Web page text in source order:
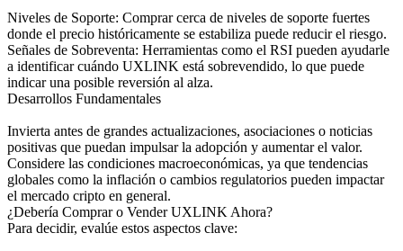
Niveles de Soporte: Comprar cerca de niveles de soporte fuertes
donde el precio históricamente se estabiliza puede reducir el riesgo.
Señales de Sobreventa: Herramientas como el RSI pueden ayudarle
a identificar cuándo UXLINK está sobrevendido, lo que puede
indicar una posible reversión al alza.
Desarrollos Fundamentales
Invierta antes de grandes actualizaciones, asociaciones o noticias
positivas que puedan impulsar la adopción y aumentar el valor.
Considere las condiciones macroeconómicas, ya que tendencias
globales como la inflación o cambios regulatorios pueden impactar
el mercado cripto en general.
¿Debería Comprar o Vender UXLINK Ahora?
Para decidir, evalúe estos aspectos clave: